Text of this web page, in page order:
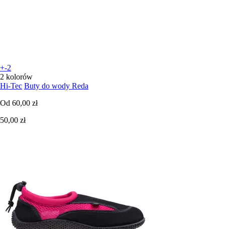
+-2
2 kolorów
Hi-Tec Buty do wody Reda
Od 60,00 zł
50,00 zł